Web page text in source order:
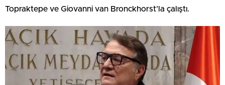
Topraktepe ve Giovanni van Bronckhorst’la çalıştı.